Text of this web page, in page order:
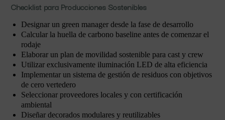
Checklist para Producciones Sostenibles
Designar un green manager desde la fase de desarrollo
Calcular la huella de carbono baseline antes de comenzar el
rodaje
Elaborar un plan de movilidad sostenible para cast y crew
Utilizar exclusivamente iluminación LED de alta eficiencia
Implementar un sistema de gestión de residuos con objetivos
de cero vertedero
Seleccionar proveedores locales y con certificación
ambiental
Diseñar decorados modulares y reutilizables